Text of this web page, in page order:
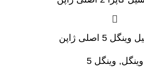
5 اصلی ژاپن
وینگل, وینگل 5